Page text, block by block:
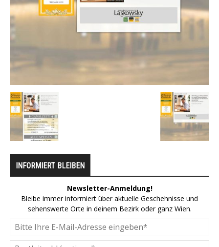
INFORMIERT BLEIBEN
Newsletter-Anmeldung!
Bleibe immer informiert über aktuelle Geschehnisse und
sehenswerte Orte in deinem Bezirk oder ganz Wien.